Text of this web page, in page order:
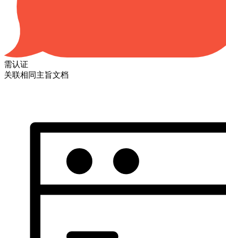
需认证
关联相同主旨文档